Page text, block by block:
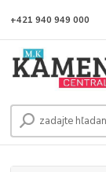
+421 940 949 000